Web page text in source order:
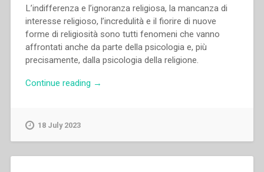
L’indifferenza e l’ignoranza religiosa, la mancanza di
interesse religioso, l’incredulità e il fiorire di nuove
forme di religiosità sono tutti fenomeni che vanno
affrontati anche da parte della psicologia e, più
precisamente, dalla psicologia della religione.
Continue reading “Jacques
→
18 July 2023